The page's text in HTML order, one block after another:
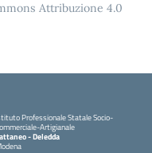
Attribuzione 4.0
Professionale Statale Socio-
Artigianale
- Deledda